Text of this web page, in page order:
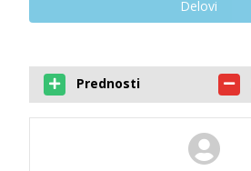
Delovi
Prednosti